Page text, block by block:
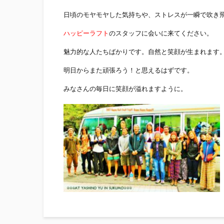
日頃のモヤモヤした気持ちや、ストレスが一瞬で吹き
ハッピーラフト のスタッフに会いに来てください。
魅力的な人たちばかりです。自然と笑顔が生まれます。
明日からまた頑張ろう！と思えるはずです。
みなさんの毎日に笑顔が溢れますように。